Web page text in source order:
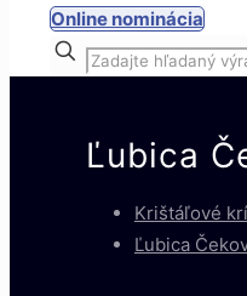
Online nominácia
Ľubica
Krištáľové
Ľubica